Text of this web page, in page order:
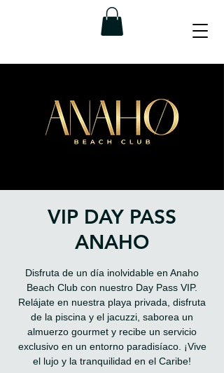
VIP DAY PASS
ANAHO
Disfruta de un día inolvidable en Anaho
Beach Club con nuestro Day Pass VIP.
Relájate en nuestra playa privada, disfruta
de la piscina y el jacuzzi, saborea un
almuerzo gourmet y recibe un servicio
exclusivo en un entorno paradisíaco. ¡Vive